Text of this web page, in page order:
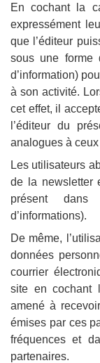
En cochant la
expressément
que l’éditeur
sous une forme
d’information)
à son activité.
cet effet, il
l’éditeur du
analogues à
Les utilisateurs
de la newsletter
présent dans
d’informations).
De même,
données
courrier
site en cochant
amené à
émises par ces
fréquences et
partenaires.